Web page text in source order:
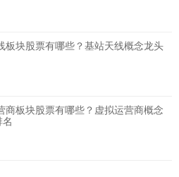
板块股票有哪些？基站天线概念龙头
商板块股票有哪些？虚拟运营商概念